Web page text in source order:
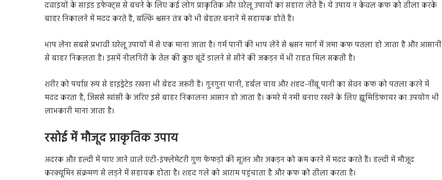
दवाइयों के साइड इफेक्ट्स से बचने के लिए कई लोग प्राकृतिक और घरेलू उपायों का सहारा लेते हैं। ये उपाय न केवल कफ को ढीला करके
बाहर निकालने में मदद करते हैं, बल्कि श्वसन तंत्र को भी बेहतर बनाने में सहायक होते हैं।
भाप लेना सबसे प्रभावी घरेलू उपायों में से एक माना जाता है। गर्म पानी की भाप लेने से श्वसन मार्ग में जमा कफ पतला हो जाता है और आसानी
से बाहर निकलता है। इसमें नीलगिरी के तेल की कुछ बूंदें डालने से सीने की जकड़न में भी राहत मिल सकती है।
शरीर को पर्याप्त रूप से हाइड्रेटेड रखना भी बेहद जरूरी है। गुनगुना पानी, हर्बल चाय और शहद-नींबू पानी का सेवन कफ को पतला करने में
मदद करता है, जिससे खांसी के जरिए इसे बाहर निकालना आसान हो जाता है। कमरे में नमी बनाए रखने के लिए ह्यूमिडिफायर का उपयोग भी
लाभकारी माना जाता है।
रसोई में मौजूद प्राकृतिक उपाय
अदरक और हल्दी में पाए जाने वाले एंटी-इंफ्लेमेटरी गुण फेफड़ों की सूजन और जकड़न को कम करने में मदद करते हैं। हल्दी में मौजूद
करक्यूमिन संक्रमण से लड़ने में सहायक होता है। शहद गले को आराम पहुंचाता है और कफ को ढीला करता है।